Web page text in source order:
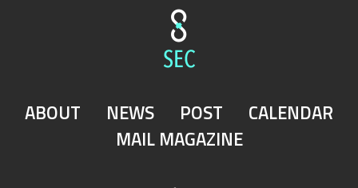
ABOUT NEWS POST
CALENDAR
MAIL MAGAZINE